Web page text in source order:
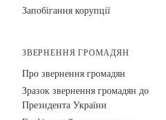
Запобігання корупції
ЗВЕРНЕННЯ ГРОМАДЯН
Про звернення громадян
Зразок звернення громадян до
Президента України